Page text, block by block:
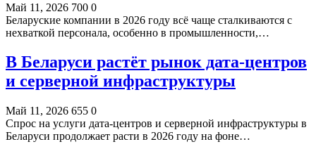
Май 11, 2026 700 0
Беларуские компании в 2026 году всё чаще сталкиваются с
нехваткой персонала, особенно в промышленности,…
В Беларуси растёт рынок дата-центров
и серверной инфраструктуры
Май 11, 2026 655 0
Спрос на услуги дата-центров и серверной инфраструктуры в
Беларуси продолжает расти в 2026 году на фоне…